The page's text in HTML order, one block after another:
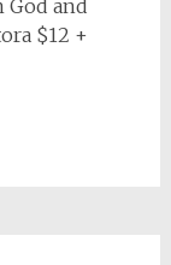
God and
$12 +